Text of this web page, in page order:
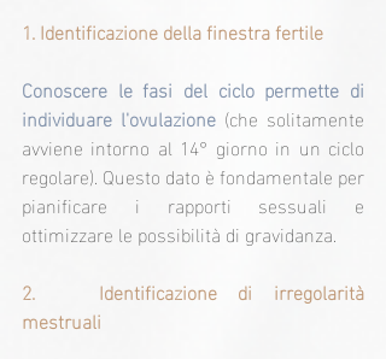
1. Identificazione della finestra fertile
Conoscere le fasi del ciclo permette di
individuare l'ovulazione (che solitamente
avviene intorno al 14° giorno in un ciclo
regolare). Questo dato è fondamentale per
pianificare i rapporti sessuali e
ottimizzare le possibilità di gravidanza.
2.
Identificazione di irregolarità
mestruali